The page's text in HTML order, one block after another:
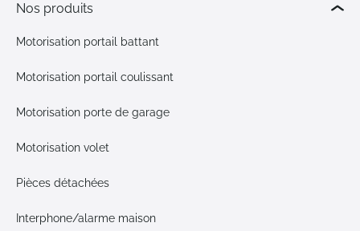
Nos produits
Motorisation portail battant
Motorisation portail coulissant
Motorisation porte de garage
Motorisation volet
Pièces détachées
Interphone/alarme maison